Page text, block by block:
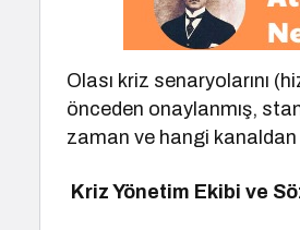
Olası kriz senaryolarını
önceden onaylanmış,
zaman ve hangi kanaldan
Kriz Yönetim Ekibi ve